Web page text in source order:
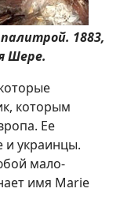
1883,
Шере.
которым
Ее
и украинцы.
мало-
имя Marie